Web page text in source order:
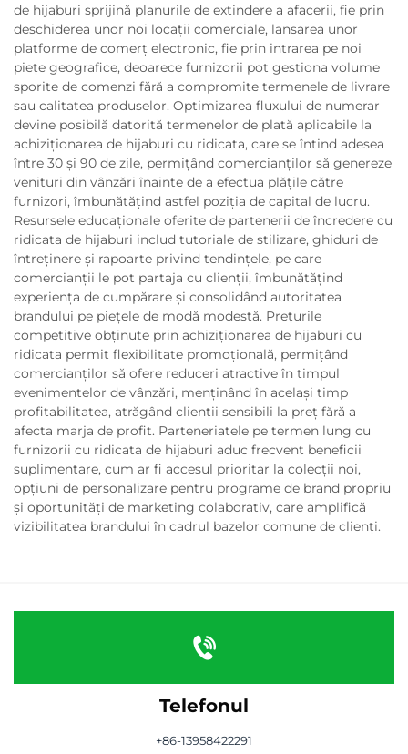
de hijaburi sprijină planurile de extindere a afacerii, fie prin
deschiderea unor noi locații comerciale, lansarea unor
platforme de comerț electronic, fie prin intrarea pe noi
piețe geografice, deoarece furnizorii pot gestiona volume
sporite de comenzi fără a compromite termenele de livrare
sau calitatea produselor. Optimizarea fluxului de numerar
devine posibilă datorită termenelor de plată aplicabile la
achiziționarea de hijaburi cu ridicata, care se întind adesea
între 30 și 90 de zile, permițând comercianților să genereze
venituri din vânzări înainte de a efectua plățile către
furnizori, îmbunătățind astfel poziția de capital de lucru.
Resursele educaționale oferite de partenerii de încredere cu
ridicata de hijaburi includ tutoriale de stilizare, ghiduri de
întreținere și rapoarte privind tendințele, pe care
comercianții le pot partaja cu clienții, îmbunătățind
experiența de cumpărare și consolidând autoritatea
brandului pe piețele de modă modestă. Prețurile
competitive obținute prin achiziționarea de hijaburi cu
ridicata permit flexibilitate promoțională, permițând
comercianților să ofere reduceri atractive în timpul
evenimentelor de vânzări, menținând în același timp
profitabilitatea, atrăgând clienții sensibili la preț fără a
afecta marja de profit. Parteneriatele pe termen lung cu
furnizorii cu ridicata de hijaburi aduc frecvent beneficii
suplimentare, cum ar fi accesul prioritar la colecții noi,
opțiuni de personalizare pentru programe de brand propriu
și oportunități de marketing colaborativ, care amplifică
vizibilitatea brandului în cadrul bazelor comune de clienți.
Telefonul
+86-13958422291